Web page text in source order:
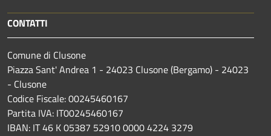
CONTATTI
Comune di Clusone
Piazza Sant' Andrea 1 - 24023 Clusone (Bergamo) - 24023
- Clusone
Codice Fiscale: 00245460167
Partita IVA: IT00245460167
IBAN: IT 46 K 05387 52910 0000 4224 3279